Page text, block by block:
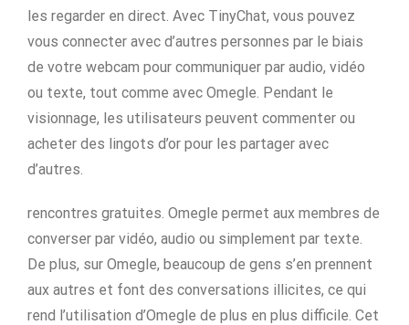
les regarder en direct. Avec TinyChat, vous pouvez
vous connecter avec d’autres personnes par le biais
de votre webcam pour communiquer par audio, vidéo
ou texte, tout comme avec Omegle. Pendant le
visionnage, les utilisateurs peuvent commenter ou
acheter des lingots d’or pour les partager avec
d’autres.
rencontres gratuites. Omegle permet aux membres de
converser par vidéo, audio ou simplement par texte.
De plus, sur Omegle, beaucoup de gens s’en prennent
aux autres et font des conversations illicites, ce qui
rend l’utilisation d’Omegle de plus en plus difficile. Cet